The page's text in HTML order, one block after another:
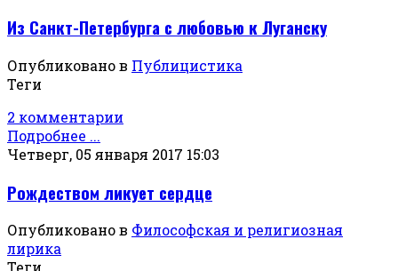
Из Санкт-Петербурга с любовью к Луганску
Опубликовано в Публицистика
Теги
2 комментарии
Подробнее ...
Четверг, 05 января 2017 15:03
Рождеством ликует сердце
Опубликовано в Философская и религиозная
лирика